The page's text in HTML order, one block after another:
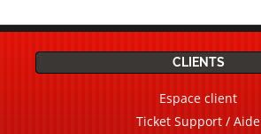
CLIENTS
Espace client
Ticket Support / Aide